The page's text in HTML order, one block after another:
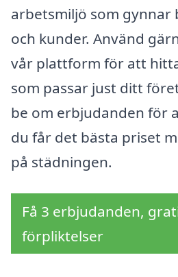
arbetsmiljö som gynnar
och kunder. Använd
vår plattform för att
som passar just ditt
be om erbjudanden för
du får det bästa priset
på städningen.
Få 3 erbjudanden,
förpliktelser